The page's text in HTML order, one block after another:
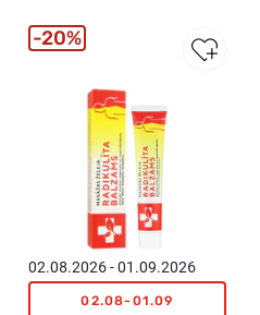
02.08.2026 - 01.09.2026
02.08-01.09
20%